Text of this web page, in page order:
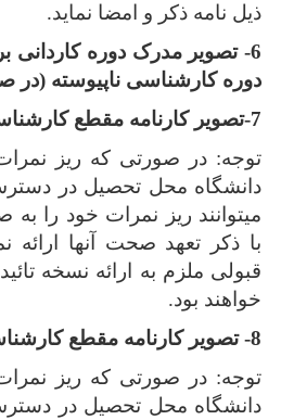
ذیل نامه ذکر و امضا نماید.
6- تصویر مدرک دوره کاردانی
دوره کارشناسی ناپیوسته
7-تصویر کارنامه مقطع کارشناسی
توجه: در صورتی که ریز
دانشگاه محل تحصیل در
می­توانند ریز نمرات خود را
با ذکر تعهد صحت آنها ارائه
قبولی ملزم به ارائه نسخه
خواهند بود.
8- تصویر کارنامه مقطع کارشناسی ارشد
توجه: در صورتی که ریز
دانشگاه محل تحصیل در